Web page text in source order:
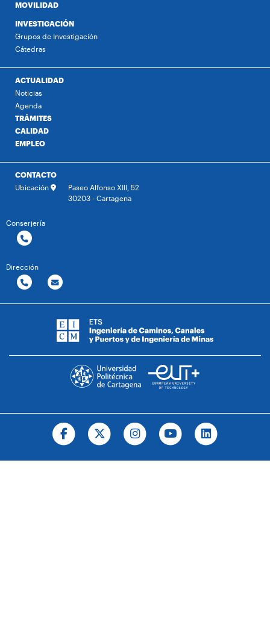
MOVILIDAD
INVESTIGACIÓN
Grupos de Investigación
Cátedras
ACTUALIDAD
Noticias
Agenda
TRÁMITES
CALIDAD
EMPLEO
CONTACTO
Ubicación
Paseo Alfonso XIII, 52
30203 - Cartagena
Conserjería
Dirección